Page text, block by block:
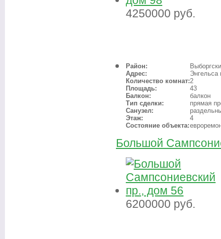
4250000 руб.
Район:
Адрес:
Энгельса
Количество комнат:2
Площадь:
43
Балкон:
балкон
Тип сделки:
прямая
Санузел:
Этаж:
4
Состояние объекта:
Большой
6200000 руб.